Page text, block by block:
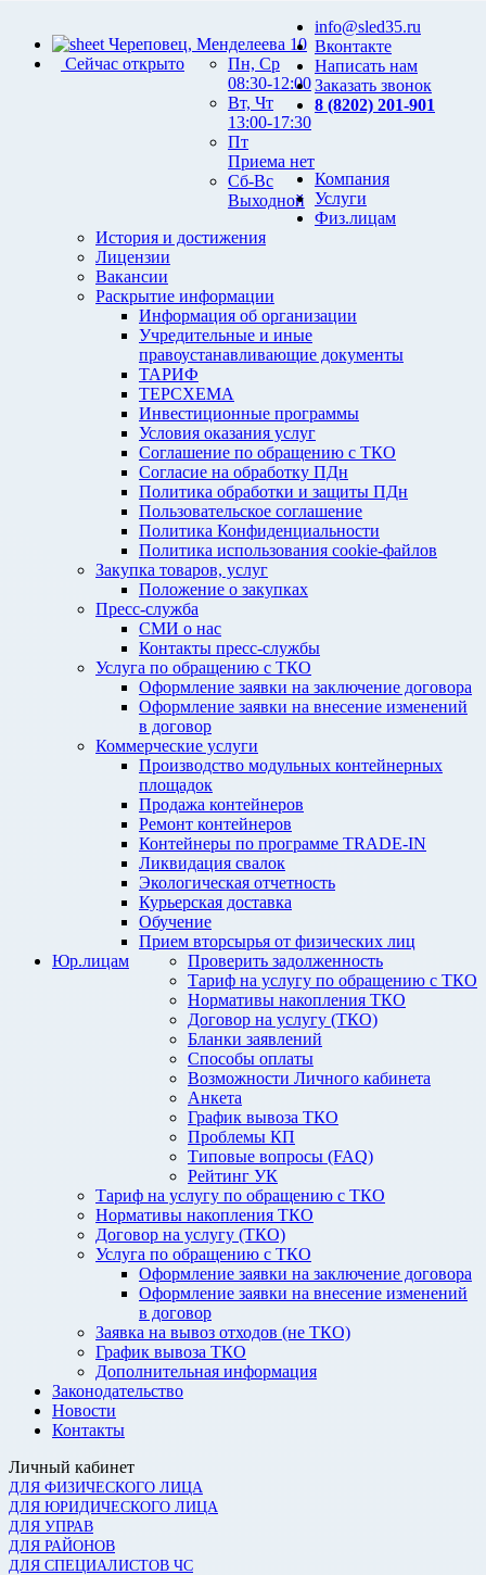
Череповец, Менделеева 10
Сейчас открыто
Пн, Ср
08:30-12:00
Вт, Чт
13:00-17:30
Пт
Приема нет
Сб-Вс
Выходной
info@sled35.ru
Вконтакте
Написать нам
Заказать звонок
8 (8202) 201-901
Компания
История и достижения
Лицензии
Вакансии
Раскрытие информации
Информация об организации
Учредительные и иные
правоустанавливающие документы
ТАРИФ
ТЕРСХЕМА
Инвестиционные программы
Условия оказания услуг
Соглашение по обращению с ТКО
Согласие на обработку ПДн
Политика обработки и защиты ПДн
Пользовательское соглашение
Политика Конфиденциальности
Политика использования cookie-файлов
Закупка товаров, услуг
Положение о закупках
Пресс-служба
СМИ о нас
Контакты пресс-службы
Услуги
Услуга по обращению с ТКО
Оформление заявки на заключение договора
Оформление заявки на внесение изменений
в договор
Коммерческие услуги
Производство модульных контейнерных
площадок
Продажа контейнеров
Ремонт контейнеров
Контейнеры по программе TRADE-IN
Ликвидация свалок
Экологическая отчетность
Курьерская доставка
Обучение
Прием вторсырья от физических лиц
Физ.лицам
Проверить задолженность
Тариф на услугу по обращению с ТКО
Нормативы накопления ТКО
Договор на услугу (ТКО)
Бланки заявлений
Способы оплаты
Возможности Личного кабинета
Анкета
График вывоза ТКО
Проблемы КП
Типовые вопросы (FAQ)
Рейтинг УК
Юр.лицам
Тариф на услугу по обращению с ТКО
Нормативы накопления ТКО
Договор на услугу (ТКО)
Услуга по обращению с ТКО
Оформление заявки на заключение договора
Оформление заявки на внесение изменений
в договор
Заявка на вывоз отходов (не ТКО)
График вывоза ТКО
Дополнительная информация
Законодательство
Новости
Контакты
Личный кабинет
ДЛЯ ФИЗИЧЕСКОГО ЛИЦА
ДЛЯ ЮРИДИЧЕСКОГО ЛИЦА
ДЛЯ УПРАВ
ДЛЯ РАЙОНОВ
ДЛЯ СПЕЦИАЛИСТОВ ЧС